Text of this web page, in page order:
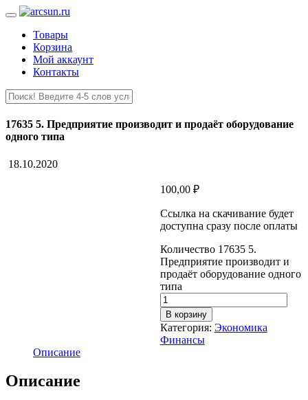
Товары
Корзина
Мой аккаунт
Контакты
17635 5. Предприятие производит и продаёт оборудование
одного типа
18.10.2020
100,00 ₽
Ссылка на скачивание будет
доступна сразу после оплаты
Количество 17635 5.
Предприятие производит и
продаёт оборудование одного
типа
В корзину
Категория: Экономика
Финансы
Описание
Описание